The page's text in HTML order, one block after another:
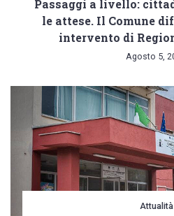
Passaggi a livello:
le attese. Il Comune
intervento di
Agosto 5,
Attualità